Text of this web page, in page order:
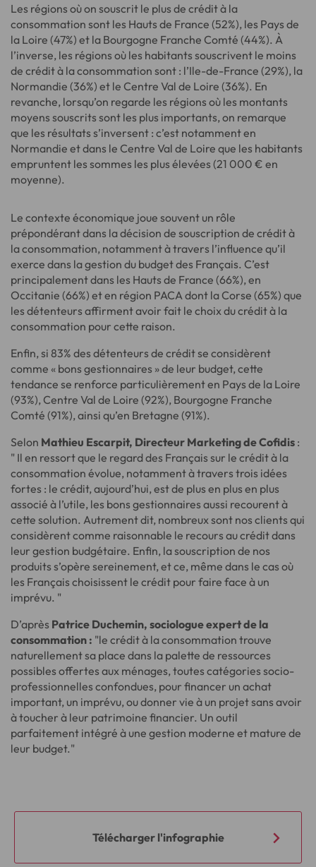
Les régions où on souscrit le plus de crédit à la
consommation sont les Hauts de France (52%), les Pays de
la Loire (47%) et la Bourgogne Franche Comté (44%). À
l’inverse, les régions où les habitants souscrivent le moins
de crédit à la consommation sont : l’Ile-de-France (29%), la
Normandie (36%) et le Centre Val de Loire (36%). En
revanche, lorsqu’on regarde les régions où les montants
moyens souscrits sont les plus importants, on remarque
que les résultats s’inversent : c’est notamment en
Normandie et dans le Centre Val de Loire que les habitants
empruntent les sommes les plus élevées (21 000 € en
moyenne).
Le contexte économique joue souvent un rôle
prépondérant dans la décision de souscription de crédit à
la consommation, notamment à travers l’influence qu’il
exerce dans la gestion du budget des Français. C’est
principalement dans les Hauts de France (66%), en
Occitanie (66%) et en région PACA dont la Corse (65%) que
les détenteurs affirment avoir fait le choix du crédit à la
consommation pour cette raison.
Enfin, si 83% des détenteurs de crédit se considèrent
comme « bons gestionnaires » de leur budget, cette
tendance se renforce particulièrement en Pays de la Loire
(93%), Centre Val de Loire (92%), Bourgogne Franche
Comté (91%), ainsi qu’en Bretagne (91%).
Selon Mathieu Escarpit, Directeur Marketing de Cofidis :
" Il en ressort que le regard des Français sur le crédit à la
consommation évolue, notamment à travers trois idées
fortes : le crédit, aujourd’hui, est de plus en plus en plus
associé à l’utile, les bons gestionnaires aussi recourent à
cette solution. Autrement dit, nombreux sont nos clients qui
considèrent comme raisonnable le recours au crédit dans
leur gestion budgétaire. Enfin, la souscription de nos
produits s’opère sereinement, et ce, même dans le cas où
les Français choisissent le crédit pour faire face à un
imprévu. "
D’après Patrice Duchemin, sociologue expert de la
consommation : "le crédit à la consommation trouve
naturellement sa place dans la palette de ressources
possibles offertes aux ménages, toutes catégories socio-
professionnelles confondues, pour financer un achat
important, un imprévu, ou donner vie à un projet sans avoir
à toucher à leur patrimoine financier. Un outil
parfaitement intégré à une gestion moderne et mature de
leur budget."
Télécharger l'infographie